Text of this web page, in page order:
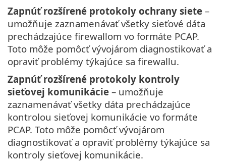
Zapnúť rozšírené protokoly ochrany siete –
umožňuje zaznamenávať všetky sieťové dáta
prechádzajúce firewallom vo formáte PCAP.
Toto môže pomôcť vývojárom diagnostikovať a
opraviť problémy týkajúce sa firewallu.
Zapnúť rozšírené protokoly kontroly
sieťovej komunikácie – umožňuje
zaznamenávať všetky dáta prechádzajúce
kontrolou sieťovej komunikácie vo formáte
PCAP. Toto môže pomôcť vývojárom
diagnostikovať a opraviť problémy týkajúce sa
kontroly sieťovej komunikácie.